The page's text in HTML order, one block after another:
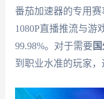
番茄加速器的专用
1080P直播推流与游
99.98%。对于需要
到职业水准的玩家，